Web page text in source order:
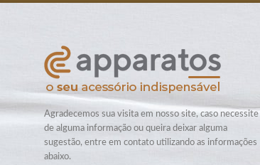
Agradecemos sua visita em nosso site, caso necessite
de alguma informação ou queira deixar alguma
sugestão, entre em contato utilizando as informações
abaixo.